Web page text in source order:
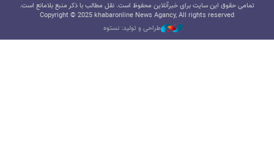
تمامی حقوق این سایت برای خبرآنلاین محفوظ است. نقل مطالب با ذکر منبع بلامانع است.
Copyright © 2025 khabaronline News Agancy, All rights reserved
طراحی و تولید: نستوه